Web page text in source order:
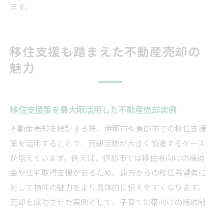
ます。
移住支援も踏まえた不動産売却の
魅力
移住支援策を最大限活用した不動産売却実例
不動産売却を検討する際、伊那市や東御市での移住支援
策を活用することで、売却活動が大きく前進するケース
が増えています。例えば、伊那市では移住者向けの補助
金や住宅取得支援があるため、遠方からの移住希望者に
対して物件の魅力をより具体的に伝えやすくなります。
売却を成功させた実例として、子育て世帯向けの補助制